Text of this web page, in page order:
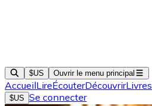
$US Ouvrir le menu principal
AccueilLireÉcouterDécouvrirLivres
$US Se connecter